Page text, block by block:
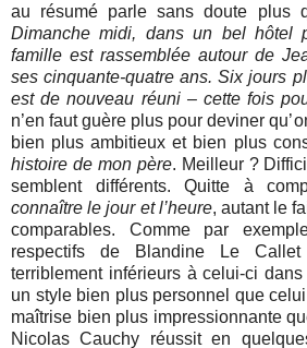
au résumé parle sans doute plus
Dimanche midi, dans un bel hôtel
famille est rassemblée autour de
ses cinquante-quatre ans. Six jours
est de nouveau réuni – cette fois
n’en faut guère plus pour deviner
bien plus ambitieux et bien plus
histoire de mon père. Meilleur ?
semblent différents. Quitte à
connaître le jour et l’heure, autant le
comparables. Comme par
respectifs de Blandine Le Callet
terriblement inférieurs à celui-ci
un style bien plus personnel que
maîtrise bien plus impressionnante
Nicolas Cauchy réussit en